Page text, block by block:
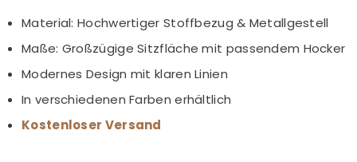
Material: Hochwertiger Stoffbezug & Metallgestell
Maße: Großzügige Sitzfläche mit passendem Hocker
Modernes Design mit klaren Linien
In verschiedenen Farben erhältlich
Kostenloser Versand